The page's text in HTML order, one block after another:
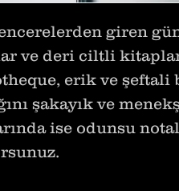
giren
ve deri ciltli
erik ve
şakayık ve
ise odunsu